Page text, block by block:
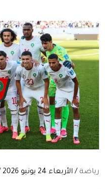
رياضة / الأربعاء 24 يونيو 2026 / لا توجد تعليقات: